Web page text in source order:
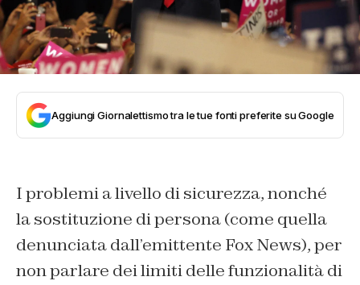
Aggiungi Giornalettismo tra le tue fonti preferite su Google
I problemi a livello di sicurezza, nonché
la sostituzione di persona (come quella
denunciata dall’emittente Fox News), per
non parlare dei limiti delle funzionalità di